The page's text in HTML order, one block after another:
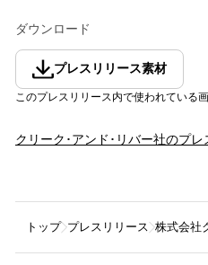
ダウンロード
プレスリリース素材
このプレスリリース内で使われている
クリーク･アンド･リバー社のプレ
トップ プレスリリース 株式会社